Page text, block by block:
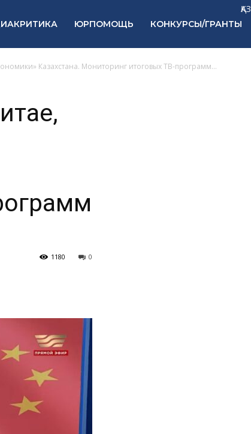
ҚАЗ
ЮРПОМОЩЬ КОНКУРСЫ/ГРАНТЫ
Казахстана. Мониторинг итоговых ТВ-программ...
0
1180